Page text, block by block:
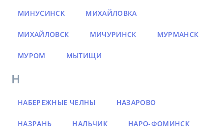
МИНУСИНСК МИХАЙЛОВКА
МИХАЙЛОВСК МИЧУРИНСК МУРМАНСК
МУРОМ МЫТИЩИ
Н
НАБЕРЕЖНЫЕ ЧЕЛНЫ НАЗАРОВО
НАЗРАНЬ НАЛЬЧИК НАРО-ФОМИНСК